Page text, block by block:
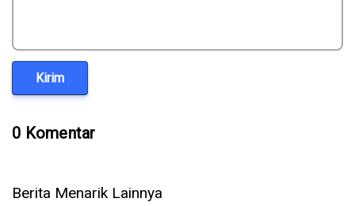
Kirim
0 Komentar
Berita Menarik Lainnya